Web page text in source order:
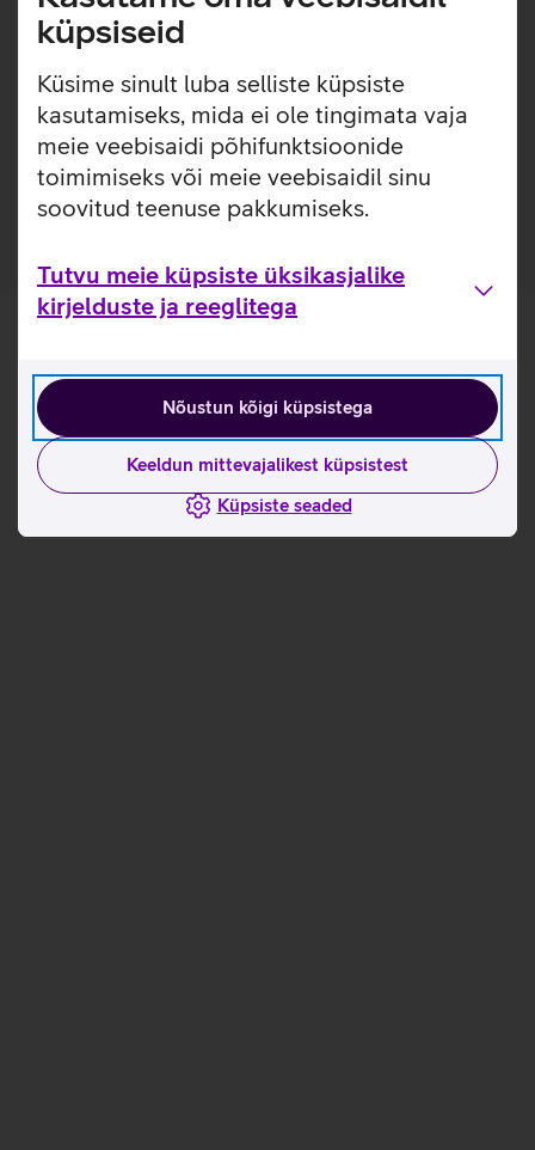
küpsiseid
Küsime sinult luba selliste küpsiste
kasutamiseks, mida ei ole tingimata vaja
meie veebisaidi põhifunktsioonide
toimimiseks või meie veebisaidil sinu
soovitud teenuse pakkumiseks.
Tutvu meie küpsiste üksikasjalike
kirjelduste ja reeglitega
Nõustun kõigi küpsistega
Keeldun mittevajalikest küpsistest
Küpsiste seaded
lisakaitsekihi. Nii on tagatud telefoni kindel haare ja kaitse
kriimustuste eest, ilma et ümbrist liialt telefoni ümber
magnetrõngas, tänu millele kinnituvad Qi magnettoega (või
MagSafe) lisatarvikud sinna tugevalt ja lihtsalt.
Kõigest 0,95 mm paksune ümbris sisseehitatud Qi
magnetiga.